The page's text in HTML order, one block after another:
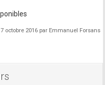
octobre 2016 par Emmanuel Forsans